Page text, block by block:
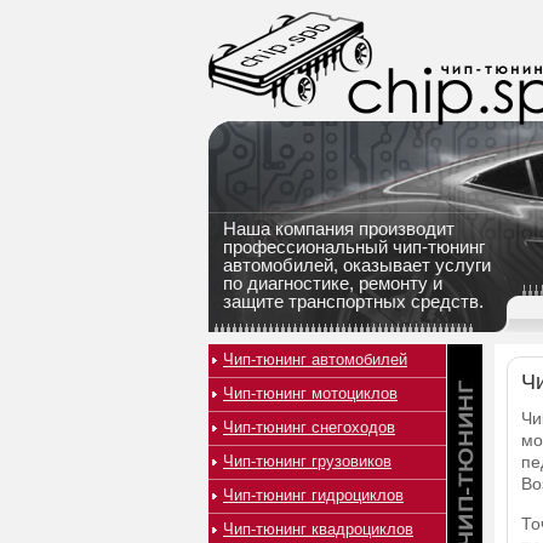
Наша компания производит
профессиональный чип-тюнинг
автомобилей, оказывает услуги
по диагностике, ремонту и
защите транспортных средств.
Чип-тюнинг автомобилей
Чип-тюнинг мотоциклов
Чип-тюнинг снегоходов
Чип-тюнинг грузовиков
Чип-тюнинг гидроциклов
Чип-тюнинг квадроциклов